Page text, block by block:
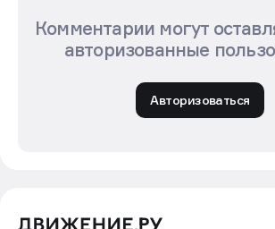
Комментарии могут
авторизованные
Авторизоваться